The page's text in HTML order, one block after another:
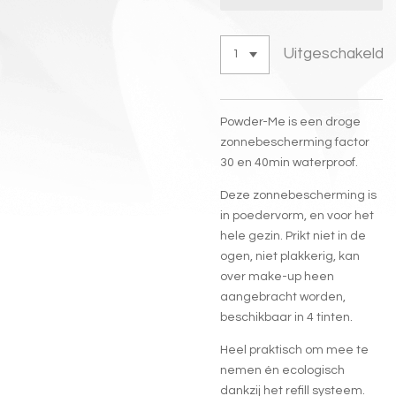
Uitgeschakeld
Powder-Me is een droge
zonnebescherming factor
30 en 40min waterproof.
Deze zonnebescherming is
in poedervorm, en voor het
hele gezin. Prikt niet in de
ogen, niet plakkerig, kan
over make-up heen
aangebracht worden,
beschikbaar in 4 tinten.
Heel praktisch om mee te
nemen én ecologisch
dankzij het refill systeem.